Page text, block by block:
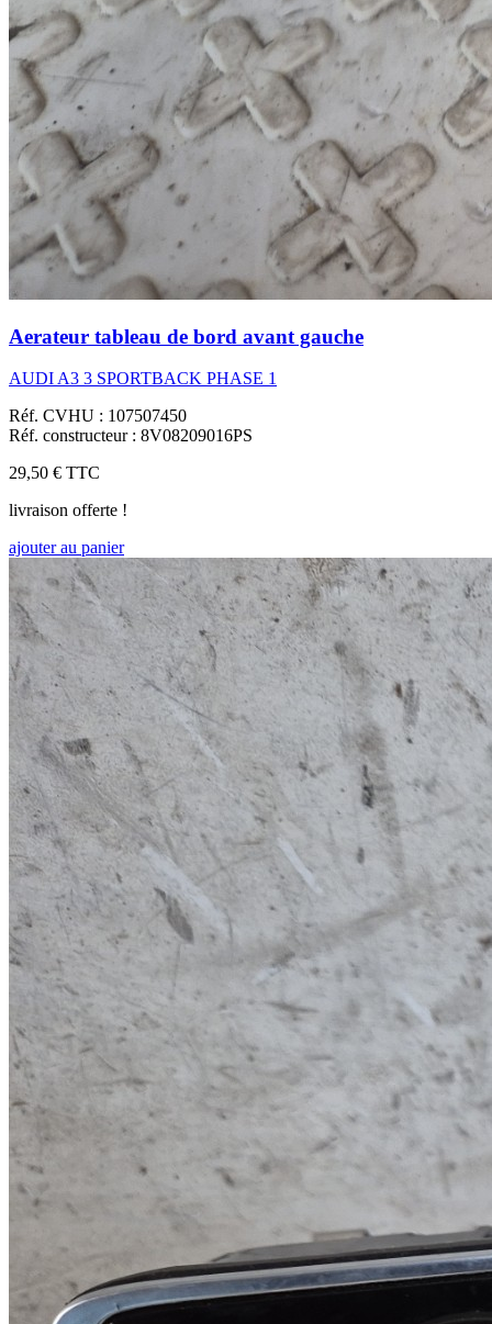
Aerateur tableau de bord avant gauche
AUDI A3 3 SPORTBACK PHASE 1
Réf. CVHU : 107507450
Réf. constructeur : 8V08209016PS
29,50 € TTC
livraison offerte !
ajouter au panier